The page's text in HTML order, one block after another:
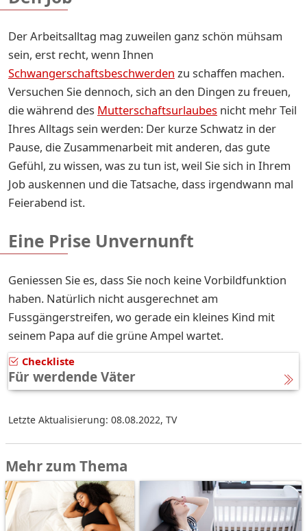
Der Arbeitsalltag mag zuweilen ganz schön mühsam
sein, erst recht, wenn Ihnen
Schwangerschaftsbeschwerden zu schaffen machen.
Versuchen Sie dennoch, sich an den Dingen zu freuen,
die während des Mutterschaftsurlaubes nicht mehr Teil
Ihres Alltags sein werden: Der kurze Schwatz in der
Pause, die Zusammenarbeit mit anderen, das gute
Gefühl, zu wissen, was zu tun ist, weil Sie sich in Ihrem
Job auskennen und die Tatsache, dass irgendwann mal
Feierabend ist.
Eine Prise Unvernunft
Geniessen Sie es, dass Sie noch keine Vorbildfunktion
haben. Natürlich nicht ausgerechnet am
Fussgängerstreifen, wo gerade ein kleines Kind mit
seinem Papa auf die grüne Ampel wartet.
Checkliste
Für werdende Väter
Letzte Aktualisierung: 08.08.2022, TV
Mehr zum Thema